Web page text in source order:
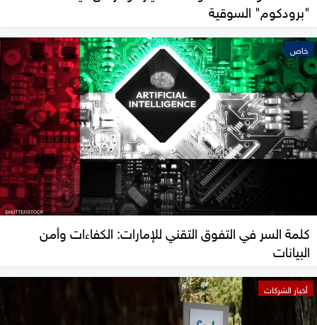
"برودكوم" السوقية
خاص
كلمة السر في التفوق التقني للإمارات: الكفاءات وأمن
البيانات
أخبار الشركات